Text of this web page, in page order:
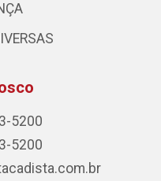
5200
5200